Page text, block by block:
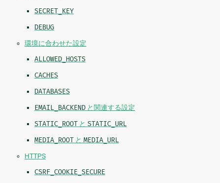
SECRET_KEY
DEBUG
環境に合わせた設定
ALLOWED_HOSTS
CACHES
DATABASES
EMAIL_BACKEND と関連する設定
STATIC_ROOT と STATIC_URL
MEDIA_ROOT と MEDIA_URL
HTTPS
CSRF_COOKIE_SECURE